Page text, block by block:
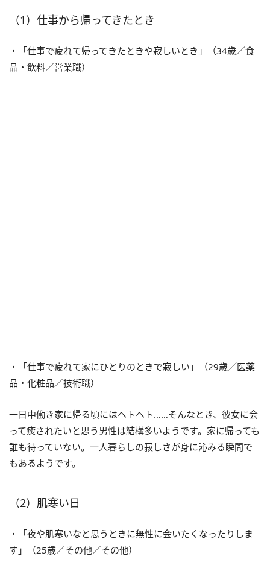
（1）仕事から帰ってきたとき
・「仕事で疲れて帰ってきたときや寂しいとき」（34歳／食
品・飲料／営業職）
・「仕事で疲れて家にひとりのときで寂しい」（29歳／医薬
品・化粧品／技術職）
一日中働き家に帰る頃にはヘトヘト……そんなとき、彼女に会
って癒されたいと思う男性は結構多いようです。家に帰っても
誰も待っていない。一人暮らしの寂しさが身に沁みる瞬間で
もあるようです。
（2）肌寒い日
・「夜や肌寒いなと思うときに無性に会いたくなったりしま
す」（25歳／その他／その他）